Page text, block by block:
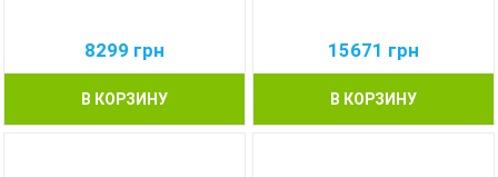
8299 грн
В КОРЗИНУ
15671 грн
В КОРЗИНУ